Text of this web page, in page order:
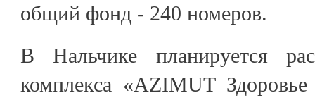
общий фонд - 240 номеров.
В Нальчике планируется
комплекса «AZIMUT